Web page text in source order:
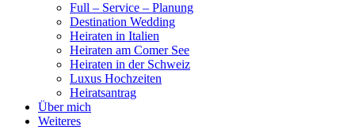
Full – Service – Planung
Destination Wedding
Heiraten in Italien
Heiraten am Comer See
Heiraten in der Schweiz
Luxus Hochzeiten
Heiratsantrag
Über mich
Weiteres